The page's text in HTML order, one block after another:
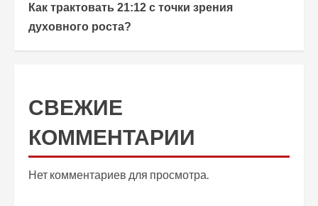
Как трактовать 21:12 с точки зрения
духовного роста?
СВЕЖИЕ
КОММЕНТАРИИ
Нет комментариев для просмотра.